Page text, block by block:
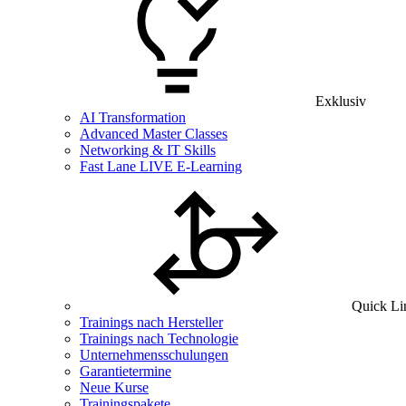
Exklusiv
AI Transformation
Advanced Master Classes
Networking & IT Skills
Fast Lane LIVE E-Learning
Quick
Trainings nach Hersteller
Trainings nach Technologie
Unternehmensschulungen
Garantietermine
Neue Kurse